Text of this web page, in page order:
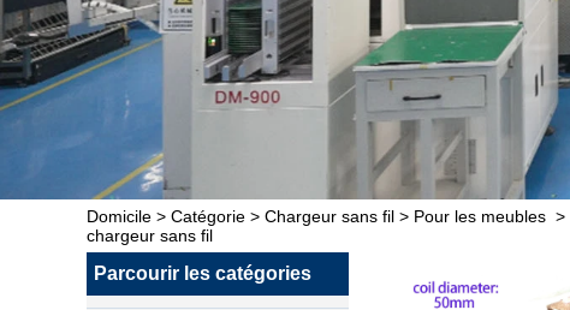
Domicile > Catégorie > Chargeur sans fil > Pour les meubles >
chargeur sans fil
Parcourir les catégories